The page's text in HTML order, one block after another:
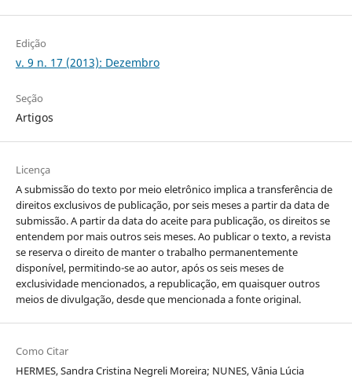
Edição
v. 9 n. 17 (2013): Dezembro
Seção
Artigos
Licença
A submissão do texto por meio eletrônico implica a transferência de
direitos exclusivos de publicação, por seis meses a partir da data de
submissão. A partir da data do aceite para publicação, os direitos se
entendem por mais outros seis meses. Ao publicar o texto, a revista
se reserva o direito de manter o trabalho permanentemente
disponível, permitindo-se ao autor, após os seis meses de
exclusividade mencionados, a republicação, em quaisquer outros
meios de divulgação, desde que mencionada a fonte original.
Como Citar
HERMES, Sandra Cristina Negreli Moreira; NUNES, Vânia Lúcia